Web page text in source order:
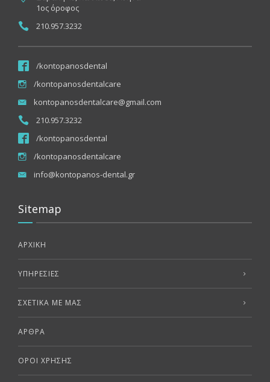
1ος όροφος
210.957.3232
/kontopanosdental
/kontopanosdentalcare
kontopanosdentalcare@gmail.com
210.957.3232
/kontopanosdental
/kontopanosdentalcare
info@kontopanos-dental.gr
Sitemap
ΑΡΧΙΚΗ
ΥΠΗΡΕΣΊΕΣ
ΣΧΕΤΙΚΑ ΜΕ ΜΑΣ
ΆΡΘΡΑ
ΌΡΟΙ ΧΡΉΣΗΣ